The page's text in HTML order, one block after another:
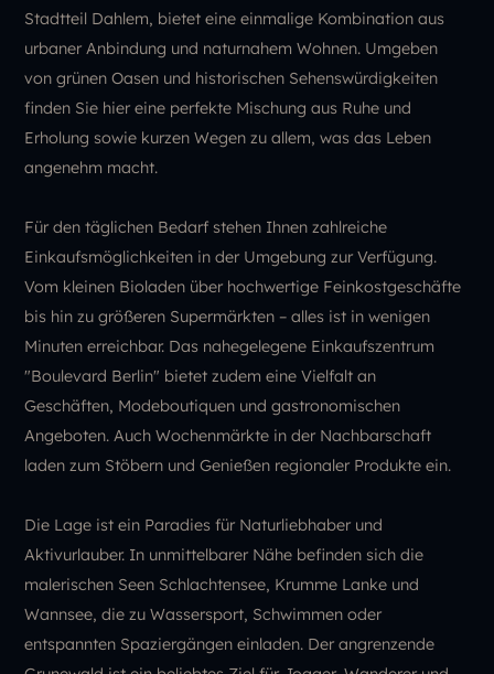
Stadtteil Dahlem, bietet eine einmalige Kombination aus
urbaner Anbindung und naturnahem Wohnen. Umgeben
von grünen Oasen und historischen Sehenswürdigkeiten
finden Sie hier eine perfekte Mischung aus Ruhe und
Erholung sowie kurzen Wegen zu allem, was das Leben
angenehm macht.
Für den täglichen Bedarf stehen Ihnen zahlreiche
Einkaufsmöglichkeiten in der Umgebung zur Verfügung.
Vom kleinen Bioladen über hochwertige Feinkostgeschäfte
bis hin zu größeren Supermärkten – alles ist in wenigen
Minuten erreichbar. Das nahegelegene Einkaufszentrum
"Boulevard Berlin" bietet zudem eine Vielfalt an
Geschäften, Modeboutiquen und gastronomischen
Angeboten. Auch Wochenmärkte in der Nachbarschaft
laden zum Stöbern und Genießen regionaler Produkte ein.
Die Lage ist ein Paradies für Naturliebhaber und
Aktivurlauber. In unmittelbarer Nähe befinden sich die
malerischen Seen Schlachtensee, Krumme Lanke und
Wannsee, die zu Wassersport, Schwimmen oder
entspannten Spaziergängen einladen. Der angrenzende